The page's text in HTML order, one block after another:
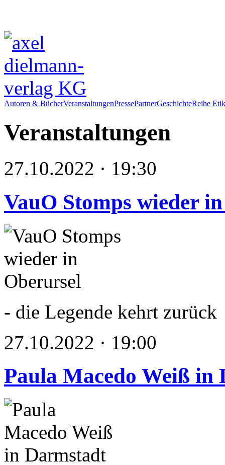
Autoren & BücherVeranstaltungenPressePartnerGeschichteReihe
Veranstaltungen
27.10.2022 · 19:30
VauO Stomps wieder
- die Legende kehrt zurück
27.10.2022 · 19:00
Paula Macedo Weiß in